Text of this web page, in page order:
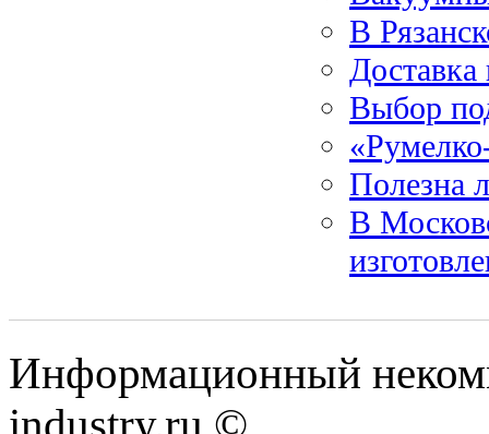
В
Выбор
Полезна
В
Информационный